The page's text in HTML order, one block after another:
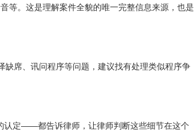
。这是理解案件全貌的唯一完整信息来源，也是
席、讯问程序等问题，建议找有处理类似程序争
定——都告诉律师，让律师判断这些细节在这个